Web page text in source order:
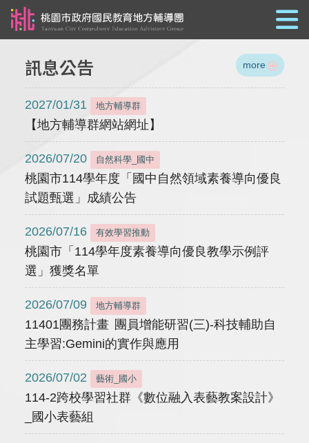
訊息公告 more
2027/01/31 地方輔導群
【地方輔導群網站網址】
2026/07/20 自然科學_國中
桃園市114學年度「國中自然領域素養導向優良
試題甄選」成績公告
2026/07/16 有效學習推動
桃園市「114學年度素養導向優良教學示例評
選」獲獎名單
2026/07/09 地方輔導群
11401團務計畫 團員增能研習(三)-科技輔助自
主學習:Gemini的實作與應用
2026/07/02 藝術_國小
114-2跨校學習社群《數位融入表藝教案設計》
_國小表藝組